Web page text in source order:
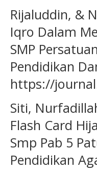
Rijaluddin, &
Iqro Dalam
SMP
Pendidikan
https://
Siti,
Flash Card
Smp Pab 5
Pendidikan